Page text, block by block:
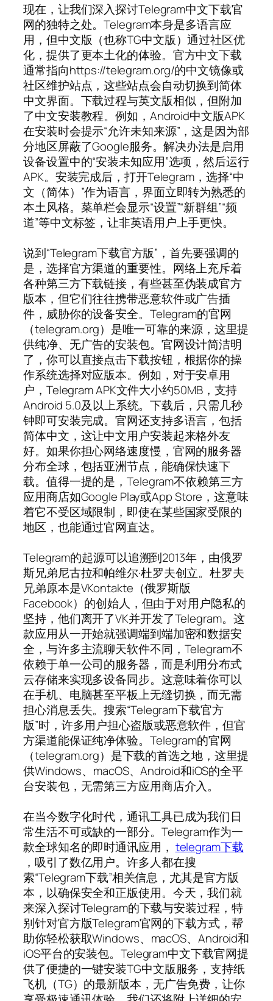
现在，让我们深入探讨Telegram中文下载官
网的独特之处。Telegram本身是多语言应
用，但中文版（也称TG中文版）通过社区优
化，提供了更本土化的体验。官方中文下载
通常指向https://telegram.org/的中文镜像或
社区维护站点，这些站点会自动切换到简体
中文界面。下载过程与英文版相似，但附加
了中文安装教程。例如，Android中文版APK
在安装时会提示“允许未知来源”，这是因为部
分地区屏蔽了Google服务。解决办法是启用
设备设置中的“安装未知应用”选项，然后运行
APK。安装完成后，打开Telegram，选择“中
文（简体）”作为语言，界面立即转为熟悉的
本土风格。菜单栏会显示“设置”“新群组”“频
道”等中文标签，让非英语用户上手更快。
说到“Telegram下载官方版”，首先要强调的
是，选择官方渠道的重要性。网络上充斥着
各种第三方下载链接，有些甚至伪装成官方
版本，但它们往往携带恶意软件或广告插
件，威胁你的设备安全。Telegram的官网
（telegram.org）是唯一可靠的来源，这里提
供纯净、无广告的安装包。官网设计简洁明
了，你可以直接点击下载按钮，根据你的操
作系统选择对应版本。例如，对于安卓用
户，Telegram APK文件大小约50MB，支持
Android 5.0及以上系统。下载后，只需几秒
钟即可安装完成。官网还支持多语言，包括
简体中文，这让中文用户安装起来格外友
好。如果你担心网络速度慢，官网的服务器
分布全球，包括亚洲节点，能确保快速下
载。值得一提的是，Telegram不依赖第三方
应用商店如Google Play或App Store，这意味
着它不受区域限制，即使在某些国家受限的
地区，也能通过官网直达。
Telegram的起源可以追溯到2013年，由俄罗
斯兄弟尼古拉和帕维尔·杜罗夫创立。杜罗夫
兄弟原本是VKontakte（俄罗斯版
Facebook）的创始人，但由于对用户隐私的
坚持，他们离开了VK并开发了Telegram。这
款应用从一开始就强调端到端加密和数据安
全，与许多主流聊天软件不同，Telegram不
依赖于单一公司的服务器，而是利用分布式
云存储来实现多设备同步。这意味着你可以
在手机、电脑甚至平板上无缝切换，而无需
担心消息丢失。搜索“Telegram下载官方
版”时，许多用户担心盗版或恶意软件，但官
方渠道能保证纯净体验。Telegram的官网
（telegram.org）是下载的首选之地，这里提
供Windows、macOS、Android和iOS的全平
台安装包，无需第三方应用商店介入。
在当今数字化时代，通讯工具已成为我们日
常生活不可或缺的一部分。Telegram作为一
款全球知名的即时通讯应用， telegram下载
，吸引了数亿用户。许多人都在搜
索“Telegram下载”相关信息，尤其是官方版
本，以确保安全和正版使用。今天，我们就
来深入探讨Telegram的下载与安装过程，特
别针对官方版Telegram官网的下载方式，帮
助你轻松获取Windows、macOS、Android和
iOS平台的安装包。Telegram中文下载官网提
供了便捷的一键安装TG中文版服务，支持纸
飞机（TG）的最新版本，无广告免费，让你